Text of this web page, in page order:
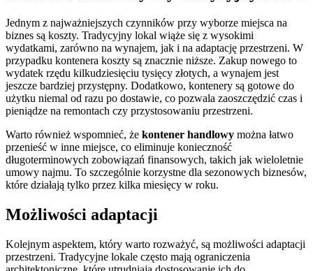
Jednym z najważniejszych czynników przy wyborze miejsca na
biznes są koszty. Tradycyjny lokal wiąże się z wysokimi
wydatkami, zarówno na wynajem, jak i na adaptację przestrzeni. W
przypadku kontenera koszty są znacznie niższe. Zakup nowego to
wydatek rzędu kilkudziesięciu tysięcy złotych, a wynajem jest
jeszcze bardziej przystępny. Dodatkowo, kontenery są gotowe do
użytku niemal od razu po dostawie, co pozwala zaoszczędzić czas i
pieniądze na remontach czy przystosowaniu przestrzeni.
Warto również wspomnieć, że kontener handlowy można łatwo
przenieść w inne miejsce, co eliminuje konieczność
długoterminowych zobowiązań finansowych, takich jak wieloletnie
umowy najmu. To szczególnie korzystne dla sezonowych biznesów,
które działają tylko przez kilka miesięcy w roku.
Możliwości adaptacji
Kolejnym aspektem, który warto rozważyć, są możliwości adaptacji
przestrzeni. Tradycyjne lokale często mają ograniczenia